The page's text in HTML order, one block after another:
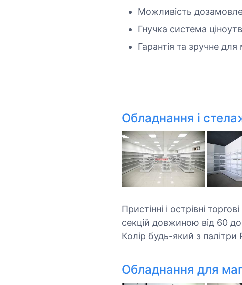
Можливість
Гнучка система
Гарантія та зручне
Обладнання і
Пристінні і острівні
секцій довжиною від 60 до
Колір будь-який з палітри
Обладнання для